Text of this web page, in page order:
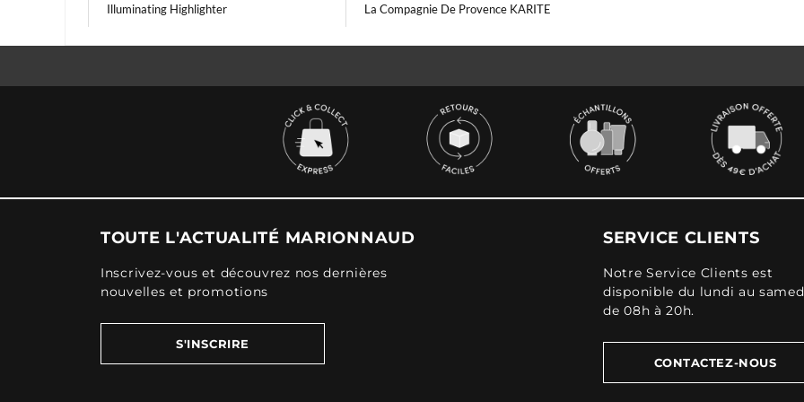
Illuminating Highlighter La Compagnie De Provence KARITE
TOUTE L'ACTUALITÉ MARIONNAUD
Inscrivez-vous et découvrez nos dernières
nouvelles et promotions
S'INSCRIRE
SERVICE CLIENTS
Notre Service Clients est
disponible du lundi au
de 08h à 20h.
CONTACTEZ-NOUS